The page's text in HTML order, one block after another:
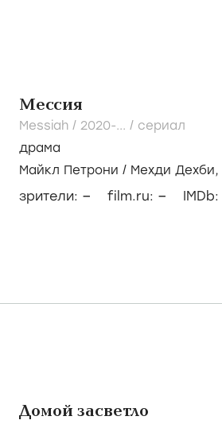
Мессия
Messiah / 2020-... / сериал
драма
Майкл Петрони / Мехди Дехби,
зрители: – film.ru: – IMDb:
Домой засветло